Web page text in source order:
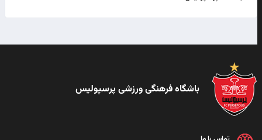
باشگاه فرهنگی ورزشی پرسپولیس